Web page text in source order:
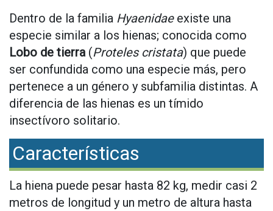
Dentro de la familia Hyaenidaeexiste una
especie similar a los hienas; conocida como
Lobo de tierra(Proteles cristata) que puede
ser confundida como una especie más, pero
pertenece a un género y subfamilia distintas. A
diferencia de las hienas es un tímido
insectívoro solitario.
Características
La hiena puede pesar hasta 82 kg, medir casi 2
metros de longitud y un metro de altura hasta